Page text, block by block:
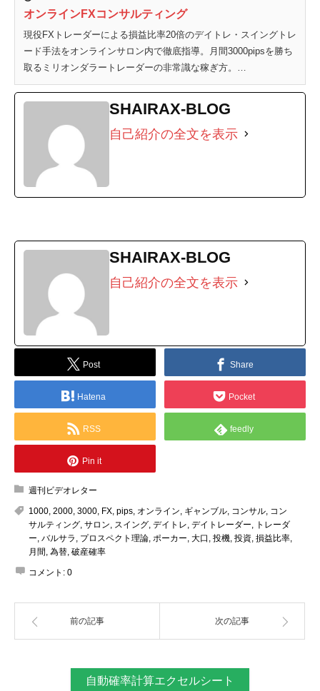
オンラインFXコンサルティング
現役FXトレーダーによる損益比率20倍のデイトレ・スイングトレ
ード手法をオンラインサロン内で徹底指導。月間3000pipsを勝ち
取るミリオンダラートレーダーの非常識な稼ぎ方。…
SHAIRAX-BLOG
自己紹介の全文を表示
SHAIRAX-BLOG
自己紹介の全文を表示
Post Share
Hatena Pocket
RSS feedly
Pin it
週刊ビデオレター
1000, 2000, 3000, FX, pips, オンライン, ギャンブル, コンサル, コン
サルティング, サロン, スイング, デイトレ, デイトレーダー, トレーダ
ー, バルサラ , プロスペクト理論, ポーカー, 大口 , 投機, 投資, 損益比率,
月間, 為替, 破産確率
コメント: 0
前の記事 次の記事
自動確率計算エクセルシート